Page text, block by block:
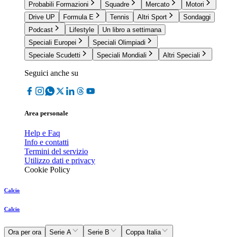
Probabili Formazioni
Squadre Mercato
Motori
Drive UP
Formula E Tennis Altri Sport
Sondaggi
Podcast
Lifestyle
Un libro a settimana
Speciali Europei
Speciali Olimpiadi
Speciale Scudetti
Speciali Mondiali Altri Speciali
Seguici anche su
Area personale
Help e Faq
Info e contatti
Termini del servizio
Utilizzo dati e privacy
Cookie Policy
Calcio
Calcio
Ora per ora Serie A Serie B
Coppa Italia